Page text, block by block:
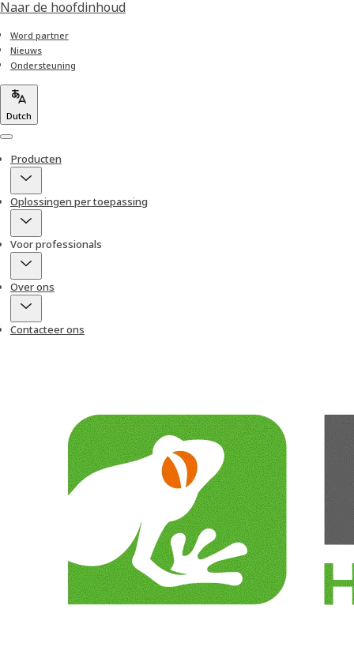
Naar de hoofdinhoud
Word partner
Nieuws
Ondersteuning
Dutch
Menu
Producten
Oplossingen per toepassing
Voor professionals
Over ons
Contacteer ons